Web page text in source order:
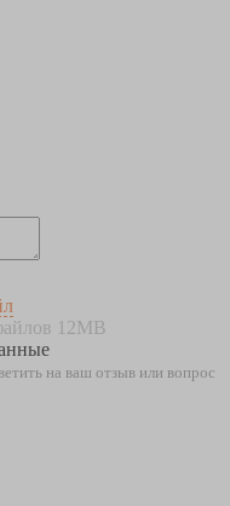
12MB
на ваш отзыв или вопрос